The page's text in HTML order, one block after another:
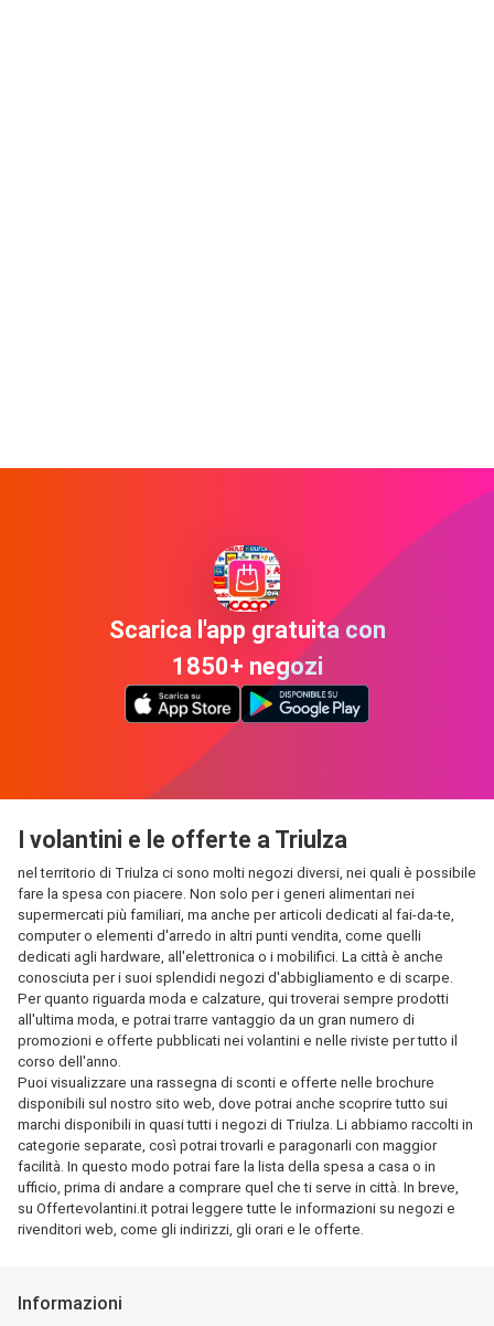
Scarica l'app gratuita con
1850+ negozi
I volantini e le offerte a Triulza
nel territorio di Triulza ci sono molti negozi diversi, nei quali è possibile
fare la spesa con piacere. Non solo per i generi alimentari nei
supermercati più familiari, ma anche per articoli dedicati al fai-da-te,
computer o elementi d'arredo in altri punti vendita, come quelli
dedicati agli hardware, all'elettronica o i mobilifici. La città è anche
conosciuta per i suoi splendidi negozi d'abbigliamento e di scarpe.
Per quanto riguarda moda e calzature, qui troverai sempre prodotti
all'ultima moda, e potrai trarre vantaggio da un gran numero di
promozioni e offerte pubblicati nei volantini e nelle riviste per tutto il
corso dell'anno.
Puoi visualizzare una rassegna di sconti e offerte nelle brochure
disponibili sul nostro sito web, dove potrai anche scoprire tutto sui
marchi disponibili in quasi tutti i negozi di Triulza. Li abbiamo raccolti in
categorie separate, così potrai trovarli e paragonarli con maggior
facilità. In questo modo potrai fare la lista della spesa a casa o in
ufficio, prima di andare a comprare quel che ti serve in città. In breve,
su Offertevolantini.it potrai leggere tutte le informazioni su negozi e
rivenditori web, come gli indirizzi, gli orari e le offerte.
Informazioni